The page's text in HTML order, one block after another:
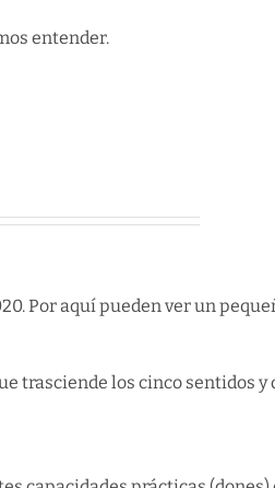
entender.
Por aquí pueden ver un
trasciende los cinco sentidos